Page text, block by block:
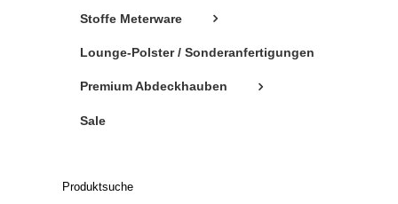
Stoffe Meterware
Lounge-Polster / Sonderanfertigungen
Premium Abdeckhauben
Sale
Produktsuche